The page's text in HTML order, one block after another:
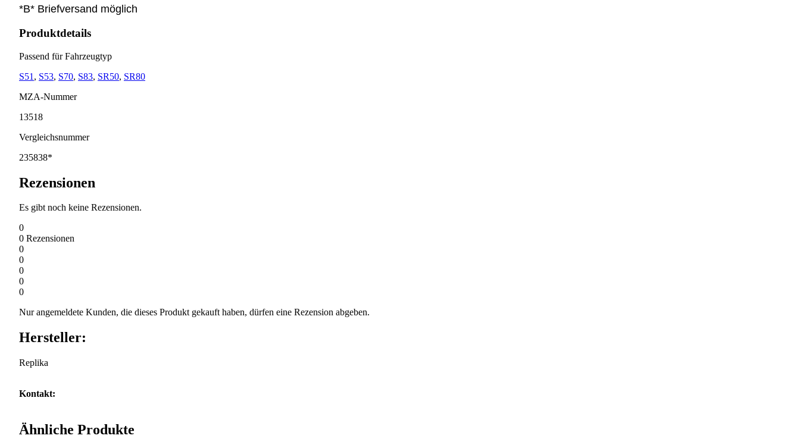
*B* Briefversand möglich
Produktdetails
Passend für Fahrzeugtyp
S51 , S53, S70, S83, SR50, SR80
MZA-Nummer
13518
Vergleichsnummer
235838*
Rezensionen
Es gibt noch keine Rezensionen.
0
0 Rezensionen
0
0
0
0
0
Nur angemeldete Kunden, die dieses Produkt gekauft haben, dürfen eine Rezension abgeben.
Hersteller:
Replika
Kontakt:
Ähnliche Produkte